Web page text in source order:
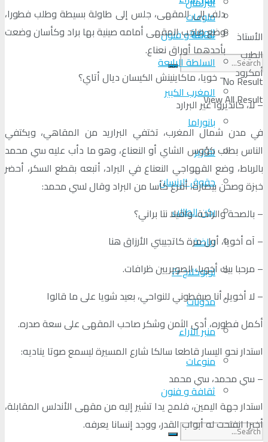
منوعات
ثقافة و فنون
No Result
View All Result
الجالية
السلطة الرابعة
المغرب الكبير
بانوراما
تقارير
حقوق الإنسان
ركن الطالب
رياضة
لوبوكلاج Fr
مدونات
منبر الآراء
منوعات
ثقافة و فنون
الأستاذ
الطيب
أمكرود
دلف إلى المقهى، جلس إلى طاولة بسيطة وطلب فطورا،
وضع صاحب المقهى أمامه صينية بها براد وكأسان وضعت
بأحدهما أوراق نعناع.
– خويا، ماكاينينش الكيسان ديال أتاي؟
– لا، كانديروا غير البرارد
في مدن شمال المغرب، تختفي البراريد من المقاهي، ويكتفي
الناس بطلب كؤوس الشاي أو النعناع، وهو ما دأب عليه سي محمد
بالرباط، وضع القهواجي النعناع في البراد، أتبعه بقطع السكر، أحضر
خبزة وصحن بيصارة، أفرغ كأسا من البراد وقال لسي محمد:
– بالصحة والراحة، واقيلا نتا براني؟
– آه أخويا، أول مرة كاتجيبني الأرزاق هنا
– مرحبا بيك أخويا، الصويريين ظرافات.
– لا أخويا، أنا صيفطوني للنواحي، بعيد شويا على ما قالوا
أكمل فطوره، أدى الثمن وشكر صاحب المقهى على سعة صدره.
استدار نحو اليسار قاطعا سالكا شارع المسيرة ليسمع صوتا يناديه:
– سي محمد، سي محمد
استدار جهة اليمين، فلمح يدا تشير إليه من مقهى الأندلس المقابلة،
أخيرا انفتحت له أبواب القدر، ووجد إنسانا يعرفه.